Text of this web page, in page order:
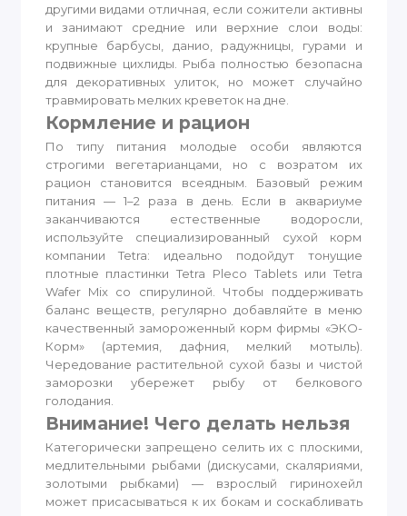
другими видами отличная, если сожители активны
и занимают средние или верхние слои воды:
крупные барбусы, данио, радужницы, гурами и
подвижные цихлиды. Рыба полностью безопасна
для декоративных улиток, но может случайно
травмировать мелких креветок на дне.
Кормление и рацион
По типу питания молодые особи являются
строгими вегетарианцами, но с возратом их
рацион становится всеядным. Базовый режим
питания — 1–2 раза в день. Если в аквариуме
заканчиваются естественные водоросли,
используйте специализированный сухой корм
компании Tetra: идеально подойдут тонущие
плотные пластинки Tetra Pleco Tablets или Tetra
Wafer Mix со спирулиной. Чтобы поддерживать
баланс веществ, регулярно добавляйте в меню
качественный замороженный корм фирмы «ЭКО-
Корм» (артемия, дафния, мелкий мотыль).
Чередование растительной сухой базы и чистой
заморозки убережет рыбу от белкового
голодания.
Внимание! Чего делать нельзя
Категорически запрещено селить их с плоскими,
медлительными рыбами (дискусами, скаляриями,
золотыми рыбками) — взрослый гиринохейл
может присасываться к их бокам и соскабливать